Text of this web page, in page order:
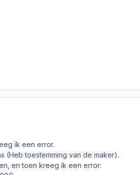
ik een error.
(Heb toestemming van de maker).
en toen kreeg ik een error: